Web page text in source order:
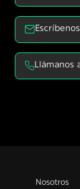
Llámanos
Nosotros